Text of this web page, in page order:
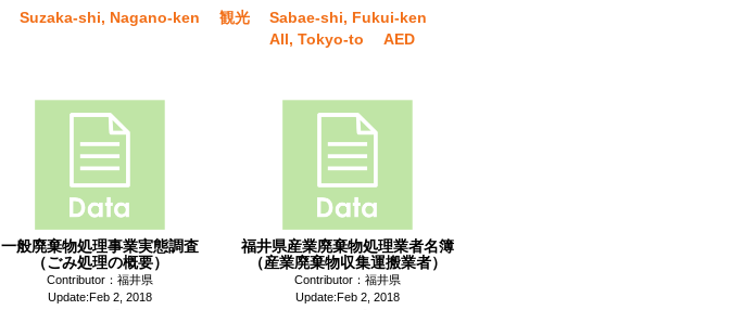
Suzaka-shi, Nagano-ken 観光
Sabae-shi, Fukui-ken
All, Tokyo-to
AED
一般廃棄物処理事業実態調査
（ごみ処理の概要）
Contributor：福井県
Update:Feb 2, 2018
福井県産業廃棄物処理業者名簿
（産業廃棄物収集運搬業者）
Contributor：福井県
Update:Feb 2, 2018